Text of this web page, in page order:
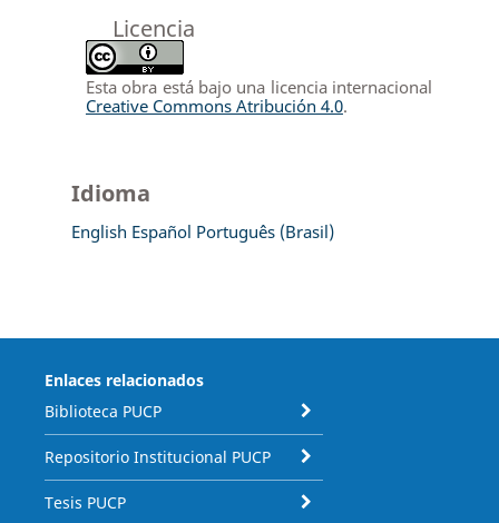
Licencia
Esta obra está bajo una licencia internacional
Creative Commons Atribución 4.0.
Idioma
English Español Português (Brasil)
Enlaces relacionados
Biblioteca PUCP
Repositorio Institucional PUCP
Tesis PUCP